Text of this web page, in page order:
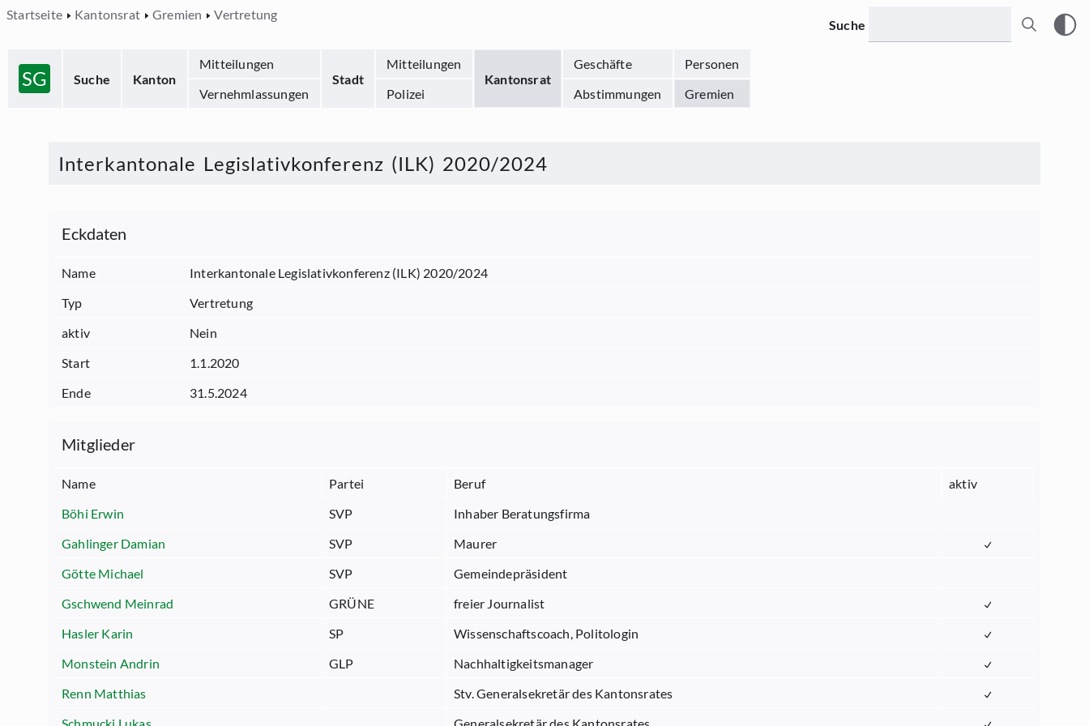
Startseite Kantonsrat Gremien Vertretung
SG Suche Kanton
Mitteilungen
Stadt
Mitteilungen
Kantonsrat
Geschäfte
Personen
Vernehmlassungen
Polizei Abstimmungen Gremien
Suche
Interkantonale Legislativkonferenz (ILK) 2020/2024
Eckdaten
Name
Interkantonale Legislativkonferenz (ILK) 2020/2024
Typ
Vertretung
aktiv
Nein
Start
1.1.2020
Ende
31.5.2024
Mitglieder
Name Partei Beruf
aktiv
Böhi Erwin
SVP
Inhaber Beratungsfirma
Gahlinger Damian
SVP
Maurer
Götte Michael
SVP
Gemeindepräsident
Gschwend Meinrad
GRÜNE
freier Journalist
Hasler Karin
SP
Wissenschaftscoach, Politologin
Monstein Andrin
GLP
Nachhaltigkeitsmanager
Renn Matthias
Stv. Generalsekretär des Kantonsrates